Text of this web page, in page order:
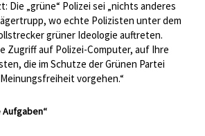
Die „grüne“ Polizei sei „nichts anderes
wo echte Polizisten unter dem
grüner Ideologie auftreten.
Zugriff auf Polizei-Computer, auf Ihre
die im Schutze der Grünen Partei
vorgehen.“
Aufgaben“